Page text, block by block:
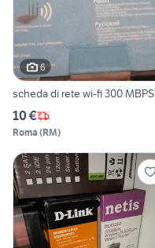
6
scheda di rete wi-fi 300 MBPS
10 €
Roma (RM)